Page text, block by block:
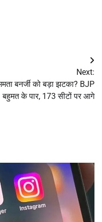
Next:
बनर्जी को बड़ा झटका? BJP
बहुमत के पार, 173 सीटों पर आगे